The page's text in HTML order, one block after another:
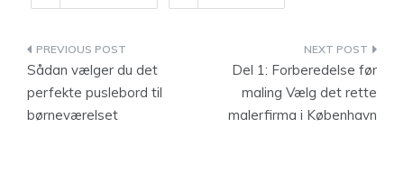
Indlægsnavigation
Sådan vælger du det
perfekte puslebord til
børneværelset
Del 1: Forberedelse før
maling Vælg det rette
malerfirma i København